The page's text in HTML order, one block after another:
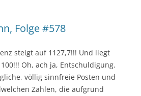
Folge #578
steigt auf 1127,7!!! Und liegt
Oh, ach ja, Entschuldigung.
völlig sinnfreie Posten und
Zahlen, die aufgrund